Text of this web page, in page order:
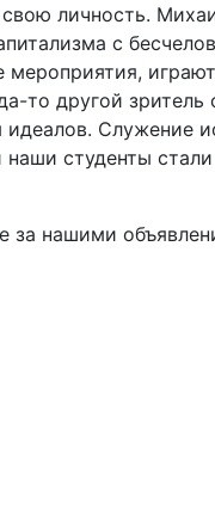
личность.
с
то другой зритель
Служение
студенты
за нашими